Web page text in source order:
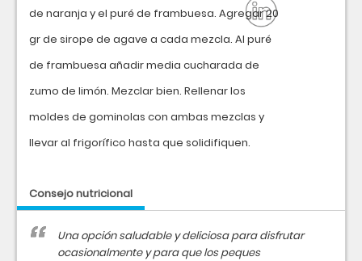
de naranja y el puré de frambuesa. Agregar 20
gr de sirope de agave a cada mezcla. Al puré
de frambuesa añadir media cucharada de
zumo de limón. Mezclar bien. Rellenar los
moldes de gominolas con ambas mezclas y
llevar al frigorífico hasta que solidifiquen.
Consejo nutricional
Una opción saludable y deliciosa para disfrutar
ocasionalmente y para que los peques